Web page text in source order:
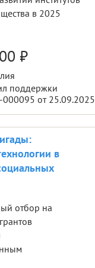
в 2025
₽
поддержки
от 25.09.2025
в
отбор на